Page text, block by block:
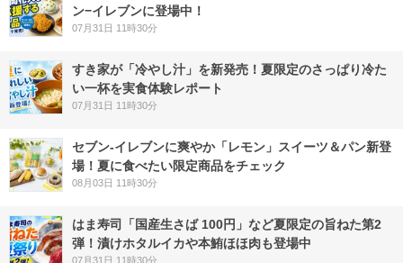
ン−イレブンに登場中！
07月31日 11時30分
すき家が「冷やし汁」を新発売！夏限定のさっぱり冷た
い一杯を実食体験レポート
07月31日 11時30分
セブン‐イレブンに爽やか「レモン」スイーツ＆パン新登
場！夏に食べたい限定商品をチェック
08月03日 11時30分
はま寿司「国産生さば 100円」など夏限定の旨ねた第2
弾！漬けホタルイカや本鮪ほほ肉も登場中
07月31日 11時30分